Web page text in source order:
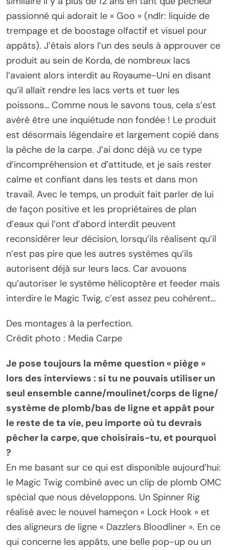
passionné qui adorait le « Goo » (ndlr: liquide de
trempage et de boostage olfactif et visuel pour
appâts). J’étais alors l’un des seuls à approuver ce
produit au sein de Korda, de nombreux lacs
l’avaient alors interdit au Royaume-Uni en disant
qu’il allait rendre les lacs verts et tuer les
poissons… Comme nous le savons tous, cela s’est
avéré être une inquiétude non fondée ! Le produit
est désormais légendaire et largement copié dans
la pêche de la carpe. J’ai donc déjà vu ce type
d’incompréhension et d’attitude, et je sais rester
calme et confiant dans les tests et dans mon
travail. Avec le temps, un produit fait parler de lui
de façon positive et les propriétaires de plan
d’eaux qui l’ont d’abord interdit peuvent
reconsidérer leur décision, lorsqu’ils réalisent qu’il
n’est pas pire que les autres systèmes qu’ils
autorisent déjà sur leurs lacs. Car avouons
qu’autoriser le système hélicoptère et feeder mais
interdire le Magic Twig, c’est assez peu cohérent…
Des montages à la perfection.
Crédit photo : Media Carpe
Je pose toujours la même question « piège »
lors des interviews : si tu ne pouvais utiliser un
seul ensemble canne/moulinet/corps de ligne/
système de plomb/bas de ligne et appât pour
le reste de ta vie, peu importe où tu devrais
pêcher la carpe, que choisirais-tu, et pourquoi
?
En me basant sur ce qui est disponible aujourd’hui:
le Magic Twig combiné avec un clip de plomb OMC
spécial que nous développons. Un Spinner Rig
réalisé avec le nouvel hameçon « Lock Hook » et
des aligneurs de ligne « Dazzlers Bloodliner ». En ce
qui concerne les appâts, une belle pop-up ou un